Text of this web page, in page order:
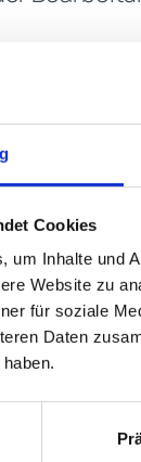
Cookies
um Inhalte und
Website zu
für soziale
Daten
Analyse
des
sein: